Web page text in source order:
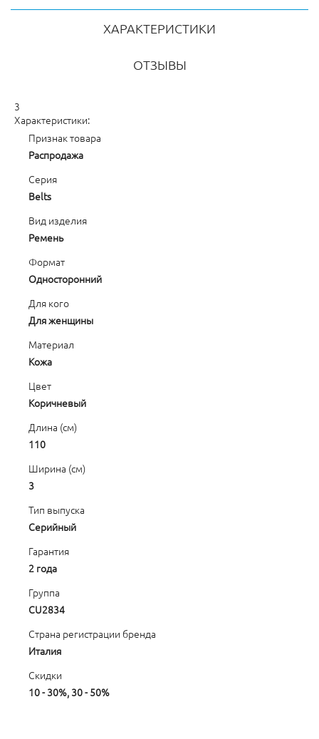
ХАРАКТЕРИСТИКИ
ОТЗЫВЫ
3
Характеристики:
Признак товара
Распродажа
Серия
Belts
Вид изделия
Ремень
Формат
Односторонний
Для кого
Для женщины
Материал
Кожа
Цвет
Коричневый
Длина (см)
110
Ширина (см)
3
Тип выпуска
Серийный
Гарантия
2 года
Группа
CU2834
Страна регистрации бренда
Италия
Скидки
10 - 30%, 30 - 50%